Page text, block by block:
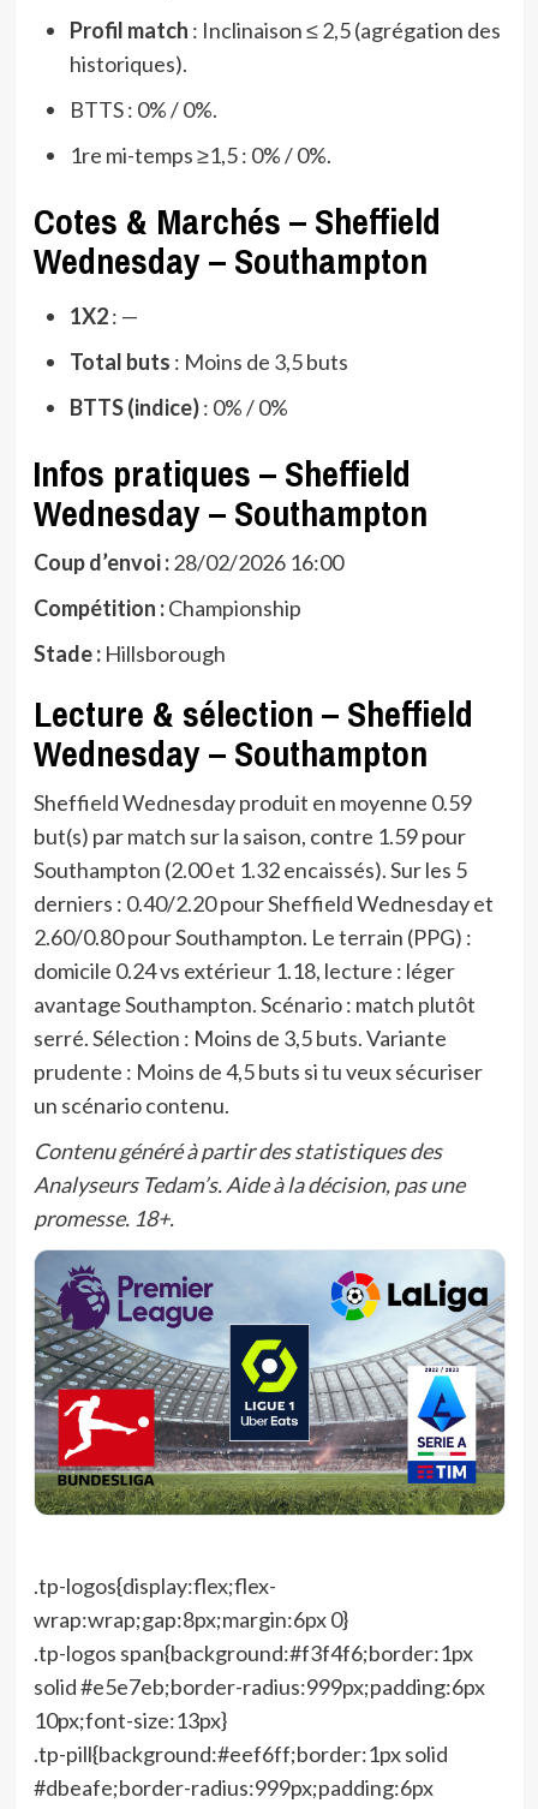
Profil match : Inclinaison ≤ 2,5 (agrégation des
historiques).
BTTS : 0% / 0%.
1re mi-temps ≥1,5 : 0% / 0%.
Cotes & Marchés – Sheffield
Wednesday – Southampton
1X2: —
Total buts : Moins de 3,5 buts
BTTS (indice): 0% / 0%
Infos pratiques – Sheffield
Wednesday – Southampton
Coup d’envoi :28/02/2026 16:00
Compétition :Championship
Stade :Hillsborough
Lecture & sélection – Sheffield
Wednesday – Southampton
Sheffield Wednesday produit en moyenne 0.59
but(s) par match sur la saison, contre 1.59 pour
Southampton (2.00 et 1.32 encaissés). Sur les 5
derniers : 0.40/2.20 pour Sheffield Wednesday et
2.60/0.80 pour Southampton. Le terrain (PPG) :
domicile 0.24 vs extérieur 1.18, lecture : léger
avantage Southampton. Scénario : match plutôt
serré. Sélection : Moins de 3,5 buts. Variante
prudente : Moins de 4,5 buts si tu veux sécuriser
un scénario contenu.
Contenu généré à partir des statistiques des
Analyseurs Tedam’s. Aide à la décision, pas une
promesse. 18+.
.tp-logos{display:flex;flex-
wrap:wrap;gap:8px;margin:6px 0}
.tp-logos span{background:#f3f4f6;border:1px
solid #e5e7eb;border-radius:999px;padding:6px
10px;font-size:13px}
.tp-pill{background:#eef6ff;border:1px solid
#dbeafe;border-radius:999px;padding:6px